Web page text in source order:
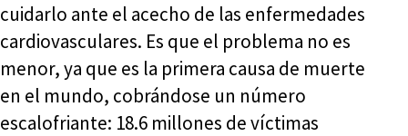
cuidarlo ante el acecho de las enfermedades
cardiovasculares. Es que el problema no es
menor, ya que es la primera causa de muerte
en el mundo, cobrándose un número
escalofriante: 18.6 millones de víctimas